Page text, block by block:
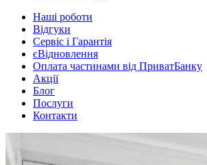
Наші роботи
Відгуки
Сервіс і Гарантія
єВідновлення
Оплата частинами від ПриватБанку
Акції
Блог
Послуги
Контакти